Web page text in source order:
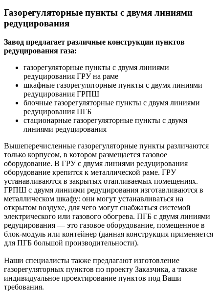
Газорегуляторные пункты с двумя линиями
редуцирования
Завод предлагает различные конструкции пунктов
редуцирования газа:
газорегуляторные пункты с двумя линиями
редуцирования ГРУ на раме
шкафные газорегуляторные пункты с двумя линиями
редуцирования ГРПШ
блочные газорегуляторные пункты с двумя линиями
редуцирования ПГБ
стационарные газорегуляторные пункты с двумя
линиями редуцирования
Вышеперечисленные газорегуляторные пункты различаются
только корпусом, в котором размещается газовое
оборудование. В ГРУ с двумя линиями редуцирования
оборудование крепится к металлической раме. ГРУ
устанавливаются в закрытых отапливаемых помещениях.
ГРПШ с двумя линиями редуцирования изготавливаются в
металлическом шкафу: они могут устанавливаться на
открытом воздухе, для чего могут снабжаться системой
электрического или газового обогрева. ПГБ с двумя линиями
редуцирования — это газовое оборудование, помещенное в
блок-модуль или контейнер (данная конструкция применяется
для ПГБ большой производительности).
Наши специалисты также предлагают изготовление
газорегуляторных пунктов по проекту Заказчика, а также
индивидуальное проектирование пунктов под Ваши
требования.